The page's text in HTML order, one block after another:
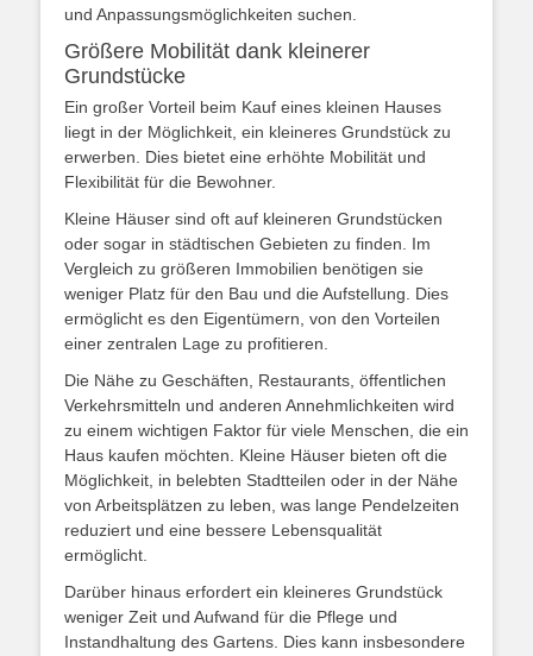
und Anpassungsmöglichkeiten suchen.
Größere Mobilität dank kleinerer
Grundstücke
Ein großer Vorteil beim Kauf eines kleinen Hauses
liegt in der Möglichkeit, ein kleineres Grundstück zu
erwerben. Dies bietet eine erhöhte Mobilität und
Flexibilität für die Bewohner.
Kleine Häuser sind oft auf kleineren Grundstücken
oder sogar in städtischen Gebieten zu finden. Im
Vergleich zu größeren Immobilien benötigen sie
weniger Platz für den Bau und die Aufstellung. Dies
ermöglicht es den Eigentümern, von den Vorteilen
einer zentralen Lage zu profitieren.
Die Nähe zu Geschäften, Restaurants, öffentlichen
Verkehrsmitteln und anderen Annehmlichkeiten wird
zu einem wichtigen Faktor für viele Menschen, die ein
Haus kaufen möchten. Kleine Häuser bieten oft die
Möglichkeit, in belebten Stadtteilen oder in der Nähe
von Arbeitsplätzen zu leben, was lange Pendelzeiten
reduziert und eine bessere Lebensqualität
ermöglicht.
Darüber hinaus erfordert ein kleineres Grundstück
weniger Zeit und Aufwand für die Pflege und
Instandhaltung des Gartens. Dies kann insbesondere